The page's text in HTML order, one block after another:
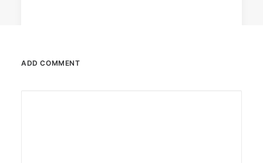
ADD COMMENT